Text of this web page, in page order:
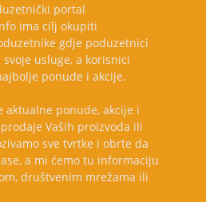
portal
ima cilj okupiti
gdje poduzetnici
usluge, a korisnici
ponude i akcije.
aktualne ponude, akcije i
Vaših proizvoda ili
sve tvrtke i obrte da
a mi ćemo tu informaciju
društvenim mrežama ili